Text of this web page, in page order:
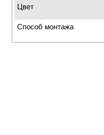
Цвет
Способ монтажа